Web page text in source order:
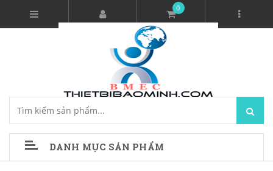
0
DANH MỤC SẢN PHẨM